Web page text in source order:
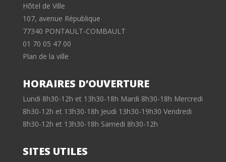
Hôtel de Ville
107, avenue République
77340 PONTAULT-COMBAULT
01 70 05 47 00
Plan de la ville
HORAIRES D’OUVERTURE
Lundi 8h30-12h et 13h30-18h Mardi 8h30-18h Mercredi
8h30-12h et 13h30-18h Jeudi 13h30-19h30 Vendredi
8h30-12h et 13h30-18h Samedi 8h30-12h
SITES UTILES